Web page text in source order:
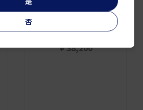
VILLIGER 1888 Torpedo 雪
¥ 38,200
否